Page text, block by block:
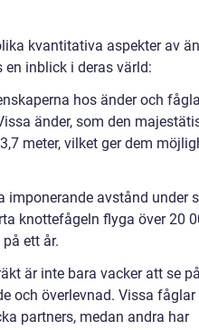
kvantitativa aspekter av
inblick i deras värld:
hos änder och
änder, som den
meter, vilket ger dem
imponerande avstånd under
knottefågeln flyga över 20
ett år.
är inte bara vacker att se
och överlevnad. Vissa fåglar
partners, medan andra har